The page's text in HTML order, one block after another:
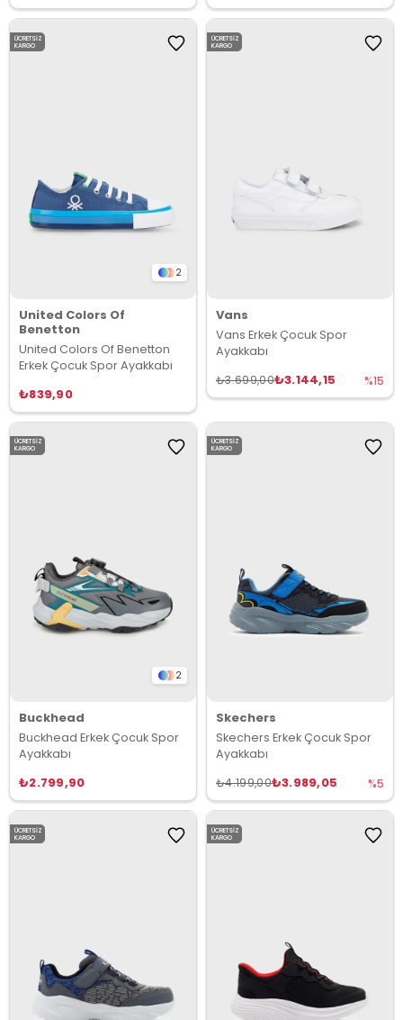
2
United Colors Of
Benetton
United Colors Of Benetton
Erkek Çocuk Spor Ayakkabı
₺839,90
ÜCRETSIZ
KARGO
Vans
Vans Erkek Çocuk Spor
Ayakkabı
₺3.144,15
₺3.699,00 %15
ÜCRETSIZ
KARGO
2
Buckhead
Buckhead Erkek Çocuk Spor
Ayakkabı
₺2.799,90
ÜCRETSIZ
KARGO
Skechers
Skechers Erkek Çocuk Spor
Ayakkabı
₺3.989,05
₺4.199,00 %5
ÜCRETSIZ
KARGO
ÜCRETSIZ
KARGO
ÜCRETSIZ
KARGO